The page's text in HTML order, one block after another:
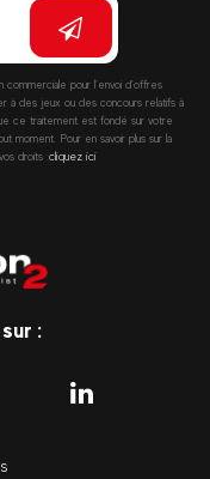
commerciale pour l’envoi d’offres
à des jeux ou des concours relatifs à
ce traitement est fondé sur votre
moment. Pour en savoir plus sur la
droits :cliquez ici
: